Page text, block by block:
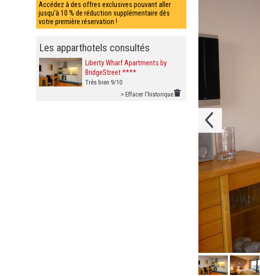
Accédez à des offres exclusives pouvant aller
jusqu'à 10 % de réduction supplémentaire dès
votre première réservation !
Les apparthotels consultés
Liberty Wharf Apartments by
BridgeStreet ****
Très bien 9/10
> Effacer l'historique